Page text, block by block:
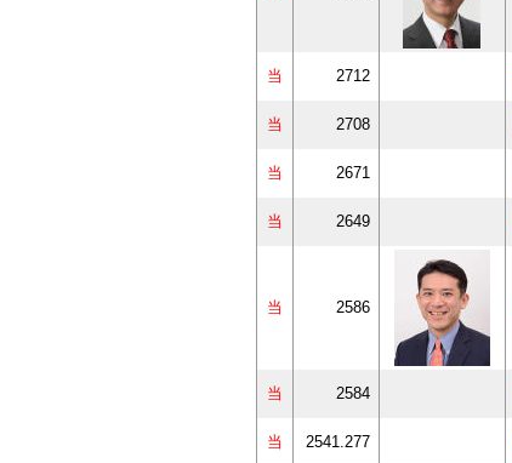
当 2712
当 2708
当 2671
当 2649
当 2586
当 2584
当 2541.277